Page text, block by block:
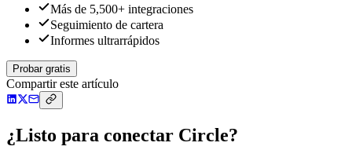
Más de 5,500+ integraciones
Seguimiento de cartera
Informes ultrarrápidos
Probar gratis
Compartir este artículo
¿Listo para conectar Circle?